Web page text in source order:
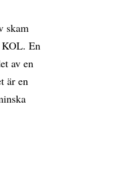
skam
KOL. En
av en
är en